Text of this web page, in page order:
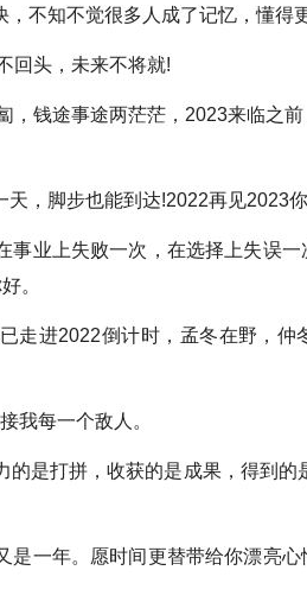
不知不觉很多人成了记忆，懂得
头，未来不将就!
钱途事途两茫茫，2023来临之前
，脚步也能到达!2022再见2023
业上失败一次，在选择上失误一
。
进2022倒计时，孟冬在野，仲
每一个敌人。
是打拼，收获的是成果，得到的
一年。愿时间更替带给你漂亮心